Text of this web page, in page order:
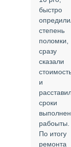
быстро
степень
поломки,
сразу
сказали
и
сроки
рабоыты.
По итогу
ремонта